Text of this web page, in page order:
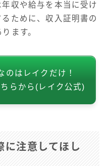
収や給与を本当に受け
ために、収入証明書の
ます。
のはレイクだけ！
らから(レイク公式)
に注意してほし